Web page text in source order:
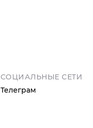
СОЦИАЛЬНЫЕ СЕТИ
Телеграм